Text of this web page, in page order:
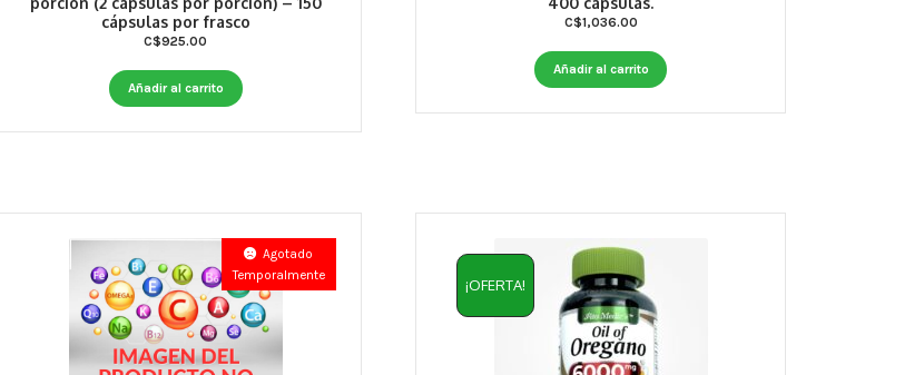
cápsulas por frasco
C$925.00
Añadir al carrito
C$1,036.00
Añadir al carrito
Agotado
Temporalmente
¡OFERTA!